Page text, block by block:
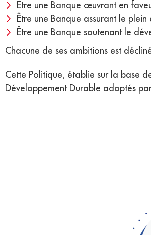
Être une Banque œuvrant en
Être une Banque assurant le
Être une Banque soutenant le
Chacune de ses ambitions est
Cette Politique, établie sur la base
Développement Durable adoptés